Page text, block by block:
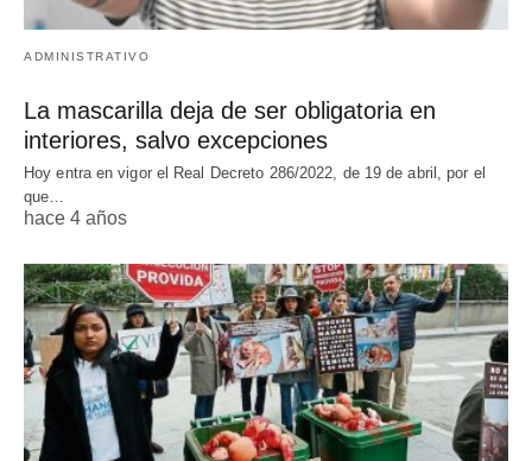
ADMINISTRATIVO
La mascarilla deja de ser obligatoria en
interiores, salvo excepciones
Hoy entra en vigor el Real Decreto 286/2022, de 19 de abril, por el
que…
hace 4 años